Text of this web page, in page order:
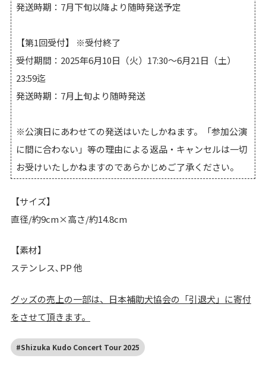
発送時期：7月下旬以降より随時発送予定
【第1回受付】 ※受付終了
受付期間：2025年6月10日（火）17:30～6月21日（土）
23:59迄
発送時期：7月上旬より随時発送
※公演日にあわせての発送はいたしかねます。「参加公演
に間に合わない」等の理由による返品・キャンセルは一切
お受けいたしかねますのであらかじめご了承ください。
【サイズ】
直径/約9cm×高さ/約14.8cm
【素材】
ステンレス､PP 他
グッズの売上の一部は、日本補助犬協会の「引退犬」に寄付
をさせて頂きます。
#Shizuka Kudo Concert Tour 2025